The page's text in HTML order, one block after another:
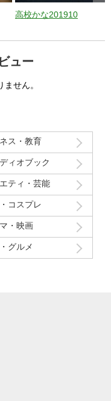
高校かな201910
ュー
せん。
ス・教育
ィオブック
ティ・芸能
コスプレ
・映画
グルメ